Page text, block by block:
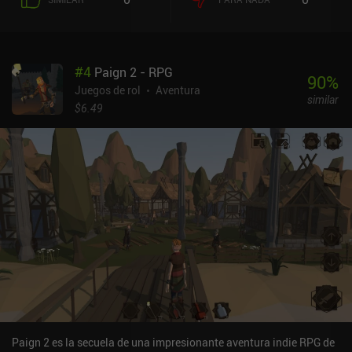
enemigos, recoger recursos, buscar objetos ocultos, proteger a
distancia de disparo, la velocidad del motor, el espacio de
almacenamiento interno, etc. de nuestro vehículo. Estas mejoras
requieren cantidades progresivamente mayores de recursos, así
Lo que más me gusta es que puedo viajar a cualquier parte para
descubrir nuevas misiones, escondites secretos y lugares
interesantes. Pero lo que menos me gusta es lo precisos que son
los enemigos, que hacen imposible esconderse detrás de
coberturas, disparar desde lejos o maniobrar a su alrededor,
convirtiendo cada batalla en un enfrentamiento directo. El juego
es compatible con el mando de Xbox, pero no todos los mandos
parecen funcionar. Por suerte, los controles táctiles funcionan.
Rover Quest se monetiza mediante anuncios y un único iAP para
un jetpack. Aunque está muy bien tener un jetpack para presumir y
llegar a algunas zonas exclusivas, el juego se puede disfrutar
fácilmente sin él. Está claro que se ha puesto mucho amor y
dedicación en esta joya indie, y se lo recomiendo a todos los fans
#4 Paign 2 - RPG
Juegos de rol
Aventura
$6.49
90%
similar
Paign 2 es la secuela de una impresionante aventura indie RPG de